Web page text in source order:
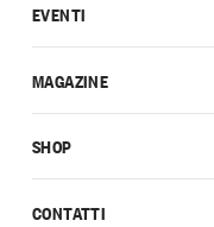
CONTATTI
EVENTI
MAGAZINE
SHOP